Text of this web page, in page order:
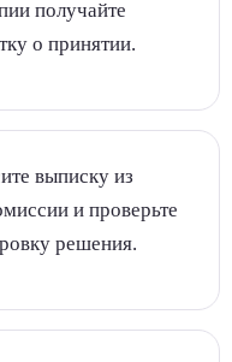
получайте
о принятии.
выписку из
и проверьте
решения.